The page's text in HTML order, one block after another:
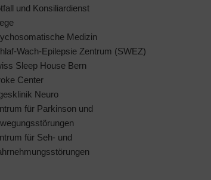
und Konsiliardienst
Medizin
Wach-Epilepsie Zentrum (SWEZ)
Sleep House Bern
Center
Neuro
für Parkinson und
für Seh- und